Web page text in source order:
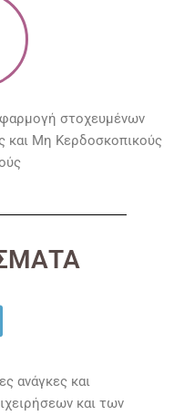
στοχευμένων
και Μη Κερδοσκοπικούς
ανάγκες και
και των